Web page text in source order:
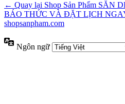
← Quay lại Shop Sản Phẩm SĂN
BÁO THỨC VÀ ĐẶT LỊCH
shopsanpham.com
Ngôn ngữ